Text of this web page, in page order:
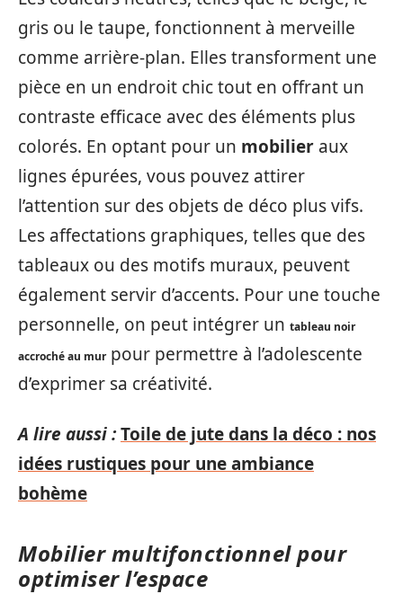
gris ou le taupe, fonctionnent à merveille
comme arrière-plan. Elles transforment une
pièce en un endroit chic tout en offrant un
contraste efficace avec des éléments plus
colorés. En optant pour un mobilier aux
lignes épurées, vous pouvez attirer
l’attention sur des objets de déco plus vifs.
Les affectations graphiques, telles que des
tableaux ou des motifs muraux, peuvent
également servir d’accents. Pour une touche
personnelle, on peut intégrer un tableau noir
accroché au murpour permettre à l’adolescente
d’exprimer sa créativité.
A lire aussi :Toile de jute dans la déco : nos
idées rustiques pour une ambiance
bohème
Mobilier multifonctionnel pour
optimiser l’espace